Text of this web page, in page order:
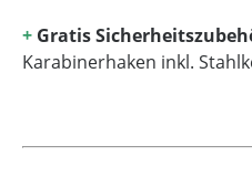
+ Gratis
Karabinerhaken inkl.